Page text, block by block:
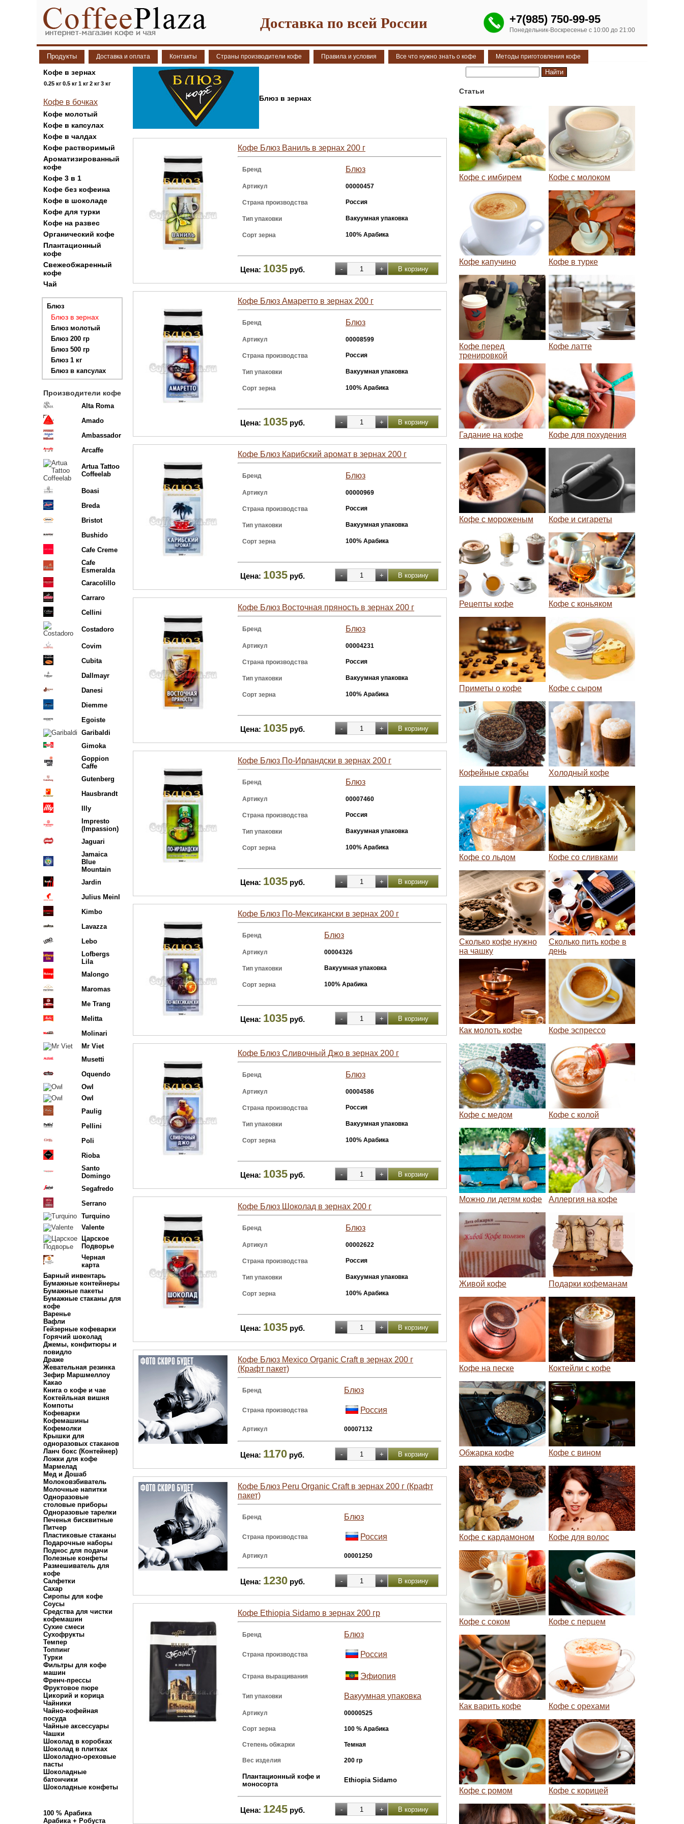
Доставка по всей России +7(985) 750-99-95
Понедельник-Воскресенье с 10:00 до 21:00
Продукты Доставка и оплата Контакты Страны производители кофе Правила и условия Все что нужно знать о кофе Методы приготовления кофе
Кофе в зернах
0.25 кг0.5 кг1 кг2 кг3 кг
Кофе в бочках
Кофе молотый
Кофе в капсулах
Кофе в чалдах
Кофе растворимый
Ароматизированный
кофе
Кофе 3 в 1
Кофе без кофеина
Кофе в шоколаде
Кофе для турки
Кофе на развес
Органический кофе
Плантационный
кофе
Свежеобжаренный
кофе
Чай
Блюз
Блюз в зернах
Блюз молотый
Блюз 200 гр
Блюз 500 гр
Блюз 1 кг
Блюз в капсулах
Производители кофе
Alta Roma
Amado
Ambassador
Arcaffe
Artua Tattoo
Coffeelab
Boasi
Breda
Bristot
Bushido
Cafe Creme
Cafe
Esmeralda
Caracolillo
Carraro
Cellini
Costadoro
Covim
Cubita
Dallmayr
Danesi
Diemme
Egoiste
Garibaldi
Gimoka
Goppion
Caffe
Gutenberg
Hausbrandt
Illy
Impresto
(Impassion)
Jaguari
Jamaica
Blue
Mountain
Jardin
Julius Meinl
Kimbo
Lavazza
Lebo
Lofbergs
Lila
Malongo
Maromas
Me Trang
Melitta
Molinari
Mr Viet
Musetti
Oquendo
Owl
Owl
Paulig
Pellini
Poli
Rioba
Santo
Domingo
Segafredo
Serrano
Turquino
Valente
Царское
Подворье
Черная
карта
Барный инвентарь
Бумажные контейнеры
Бумажные пакеты
Бумажные стаканы для
кофе
Варенье
Вафли
Гейзерные кофеварки
Горячий шоколад
Джемы, конфитюры и
повидло
Драже
Жевательная резинка
Зефир Маршмеллоу
Какао
Книга о кофе и чае
Коктейльная вишня
Компоты
Кофеварки
Кофемашины
Кофемолки
Крышки для
одноразовых стаканов
Ланч бокс (Контейнер)
Ложки для кофе
Мармелад
Мед и Дошаб
Молоковзбиватель
Молочные напитки
Одноразовые
столовые приборы
Одноразовые тарелки
Печенья бисквитные
Питчер
Пластиковые стаканы
Подарочные наборы
Поднос для подачи
Полезные конфеты
Размешиватель для
кофе
Салфетки
Сахар
Сиропы для кофе
Соусы
Средства для чистки
кофемашин
Сухие смеси
Сухофрукты
Темпер
Топпинг
Турки
Фильтры для кофе
машин
Френч-прессы
Фруктовое пюре
Цикорий и корица
Чайники
Чайно-кофейная
посуда
Чайные аксессуары
Чашки
Шоколад в коробках
Шоколад в плитках
Шоколадно-ореховые
пасты
Шоколадные
батончики
Шоколадные конфеты
100 % Арабика
Арабика + Робуста
Блюз в зернах
Кофе Блюз Ваниль в зернах 200 г
Бренд Блюз
Артикул 00000457
Страна производства Россия
Тип упаковки Вакуумная упаковка
Сорт зерна 100% Арабика
Цена: 1035 руб.
Кофе Блюз Амаретто в зернах 200 г
Бренд Блюз
Артикул 00008599
Страна производства Россия
Тип упаковки Вакуумная упаковка
Сорт зерна 100% Арабика
Цена: 1035 руб.
Кофе Блюз Карибский аромат в зернах 200 г
Бренд Блюз
Артикул 00000969
Страна производства Россия
Тип упаковки Вакуумная упаковка
Сорт зерна 100% Арабика
Цена: 1035 руб.
Кофе Блюз Восточная пряность в зернах 200 г
Бренд Блюз
Артикул 00004231
Страна производства Россия
Тип упаковки Вакуумная упаковка
Сорт зерна 100% Арабика
Цена: 1035 руб.
Кофе Блюз По-Ирландски в зернах 200 г
Бренд Блюз
Артикул 00007460
Страна производства Россия
Тип упаковки Вакуумная упаковка
Сорт зерна 100% Арабика
Цена: 1035 руб.
Кофе Блюз По-Мексикански в зернах 200 г
Бренд Блюз
Артикул 00004326
Тип упаковки Вакуумная упаковка
Сорт зерна 100% Арабика
Цена: 1035 руб.
Кофе Блюз Сливочный Джо в зернах 200 г
Бренд Блюз
Артикул 00004586
Страна производства Россия
Тип упаковки Вакуумная упаковка
Сорт зерна 100% Арабика
Цена: 1035 руб.
Кофе Блюз Шоколад в зернах 200 г
Бренд Блюз
Артикул 00002622
Страна производства Россия
Тип упаковки Вакуумная упаковка
Сорт зерна 100% Арабика
Цена: 1035 руб.
Кофе Блюз Mexico Organic Craft в зернах 200 г
(Крафт пакет)
Бренд Блюз
Страна производства Россия
Артикул 00007132
Цена: 1170 руб.
Кофе Блюз Peru Organic Craft в зернах 200 г (Крафт
пакет)
Бренд Блюз
Страна производства Россия
Артикул 00001250
Цена: 1230 руб.
Кофе Ethiopia Sidamo в зернах 200 гр
Бренд Блюз
Страна производства Россия
Страна выращивания Эфиопия
Тип упаковки Вакуумная упаковка
Артикул 00000525
Сорт зерна 100 % Арабика
Степень обжарки Темная
Вес изделия 200 гр
Плантационный кофе и
моносорта
Ethiopia Sidamo
Цена: 1245 руб.
Статьи
Кофе с имбирем Кофе с молоком
Кофе капучино Кофе в турке
Кофе перед
тренировкой
Кофе латте
Гадание на кофе Кофе для похудения
Кофе с мороженым Кофе и сигареты
Рецепты кофе Кофе с коньяком
Приметы о кофе Кофе с сыром
Кофейные скрабы Холодный кофе
Кофе со льдом Кофе со сливками
Сколько кофе нужно
на чашку
Сколько пить кофе в
день
Как молоть кофе Кофе эспрессо
Кофе с медом Кофе с колой
Можно ли детям кофе Аллергия на кофе
Живой кофе Подарки кофеманам
Кофе на песке Коктейли с кофе
Обжарка кофе Кофе с вином
Кофе с кардамоном Кофе для волос
Кофе с соком Кофе с перцем
Как варить кофе Кофе с орехами
Кофе с ромом Кофе с корицей